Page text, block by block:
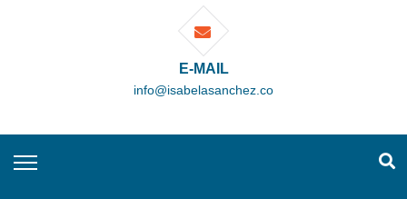
E-MAIL
info@isabelasanchez.co